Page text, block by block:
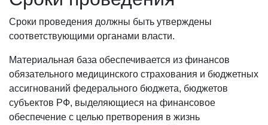
Сроки проведения должны быть утверждены
соответствующими органами власти.
Материальная база обеспечивается из финансов
обязательного медицинского страхования и бюджетных
ассигнований федерального бюджета, бюджетов
субъектов РФ, выделяющиеся на финансовое
обеспечение с целью претворения в жизнь